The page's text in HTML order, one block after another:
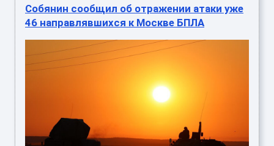
Собянин сообщил об отражении атаки уже
46 направлявшихся к Москве БПЛА